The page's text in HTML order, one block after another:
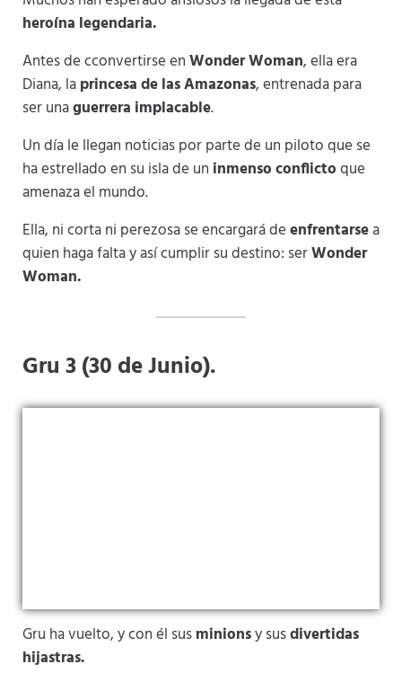
heroína legendaria.
Antes de cconvertirse enWonder Woman, ella era
Diana, laprincesa de las Amazonas, entrenada para
ser unaguerrera implacable.
Un día le llegan noticias por parte de un piloto que se
ha estrellado en su isla de un inmenso conflictoque
amenaza el mundo.
Ella, ni corta ni perezosa se encargará deenfrentarsea
quien haga falta y así cumplir su destino: serWonder
Woman.
Gru 3 (30 de Junio).
Gru ha vuelto, y con él susminionsy susdivertidas
hijastras.